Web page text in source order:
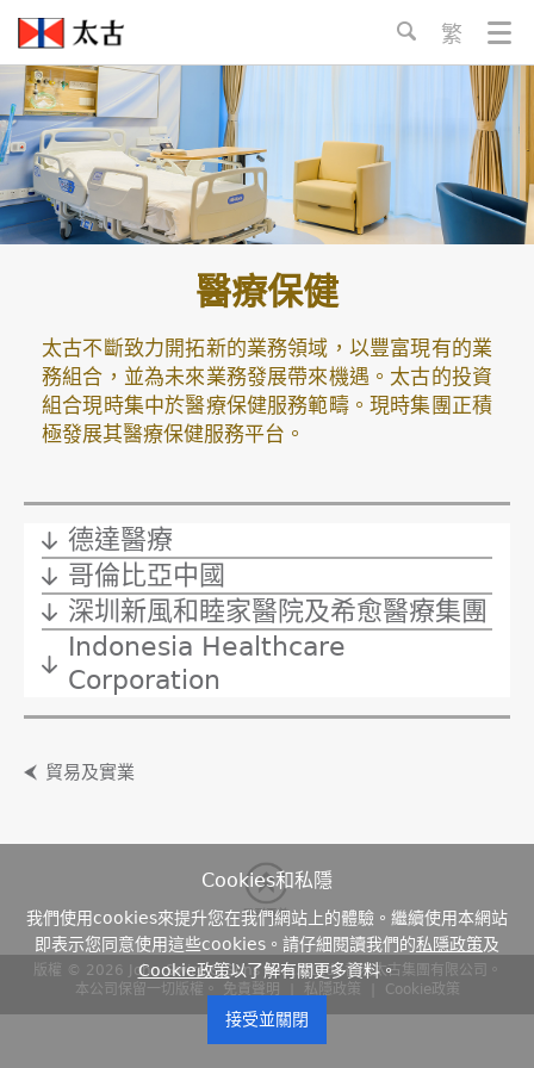
跳
內
容
選
繁
醫療保健
太古不斷致力開拓新的業務領域，以豐富現有的業
務組合，並為未來業務發展帶來機遇。太古的投資
組合現時集中於醫療保健服務範疇。現時集團正積
極發展其醫療保健服務平台。
德達醫療
哥倫比亞中國
深圳新風和睦家醫院及希愈醫療集團
Indonesia Healthcare
Corporation
貿易及實業
版權 © 2026 John Swire & Sons (H.K.) Ltd.香港太古集團有限公司。
本公司保留一切版權。
免責聲明 私隱政策 Cookie政策
Cookies和私隱
我們使用cookies來提升您在我們網站上的體驗。繼續使用本網站
即表示您同意使用這些cookies。請仔細閱讀我們的私隱政策及
Cookie政策以了解有關更多資料。
接受並關閉